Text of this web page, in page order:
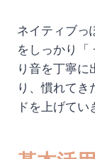
ネイティブっ
をしっかり「
り音を丁寧に
り、慣れてき
ドを上げてい